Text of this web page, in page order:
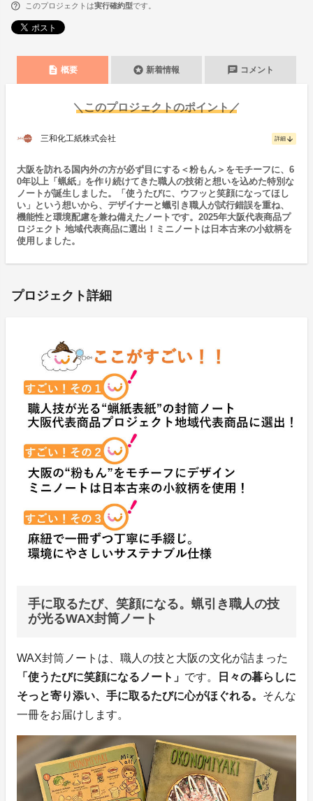
このプロジェクトは実行確約型です。
description 概要 stars 新着情報 chat コメント
＼このプロジェクトのポイント／
三和化工紙株式会社 詳細 arrow_downward
大阪を訪れる国内外の方が必ず目にする＜粉もん＞をモチーフに、6
0年以上「蝋紙」を作り続けてきた職人の技術と想いを込めた特別な
ノートが誕生しました。「使うたびに、ウフッと笑顔になってほし
い」という想いから、デザイナーと蠟引き職人が試行錯誤を重ね、
機能性と環境配慮を兼ね備えたノートです。2025年大阪代表商品プ
ロジェクト 地域代表商品に選出！ミニノートは日本古来の小紋柄を
使用しました。
プロジェクト詳細
手に取るたび、笑顔になる。蝋引き職人の技
が光るWAX封筒ノート
WAX封筒ノートは、職人の技と大阪の文化が詰まった
「使うたびに笑顔になるノート」 です。
日々の暮らしに
そっと寄り添い、手に取るたびに心がほぐれる。 そんな
一冊をお届けします。